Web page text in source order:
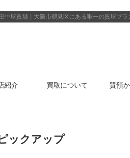
田中屋質舗｜大阪市鶴見区にある唯一の質屋ブラ
紹介 買取について 質預
ックアップ